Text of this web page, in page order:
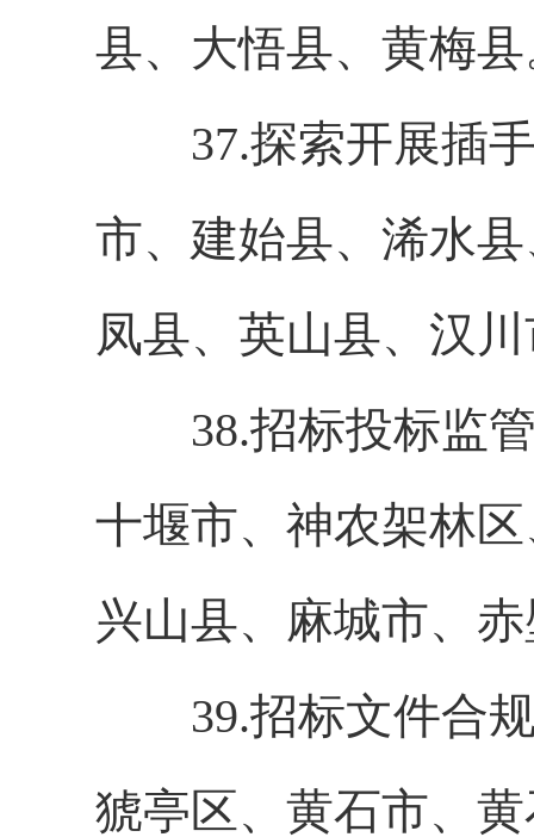
县、大悟县、黄梅
37.探索开展插手
市、建始县、浠水
凤县、英山县、汉
38.招标投标监管
十堰市、神农架林
兴山县、麻城市、
39.招标文件合规
猇亭区、黄石市、